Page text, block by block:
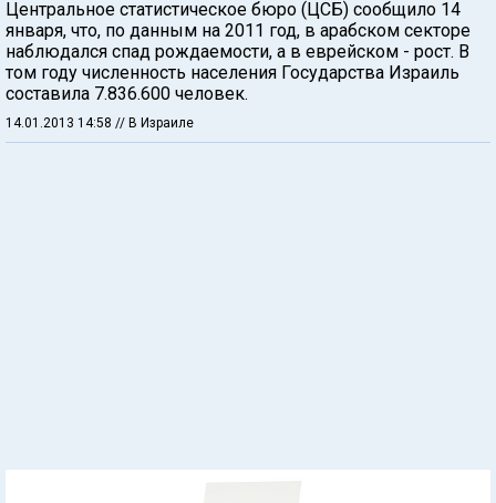
Центральное статистическое бюро (ЦСБ) сообщило 14
января, что, по данным на 2011 год, в арабском секторе
наблюдался спад рождаемости, а в еврейском - рост. В
том году численность населения Государства Израиль
составила 7.836.600 человек.
14.01.2013 14:58 // В Израиле